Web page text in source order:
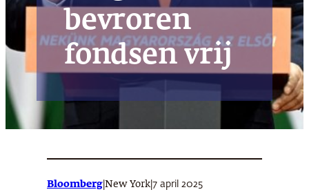
bevroren
fondsen vrij
Bloomberg New York 7 april 2025